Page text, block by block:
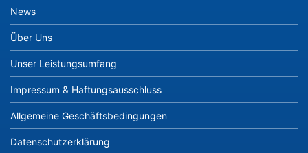
News
Über Uns
Unser Leistungsumfang
Impressum & Haftungsausschluss
Allgemeine Geschäftsbedingungen
Datenschutzerklärung